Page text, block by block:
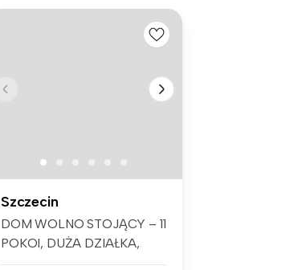
Szczecin
DOM WOLNO STOJĄCY – 11
POKOI, DUŻA DZIAŁKA,